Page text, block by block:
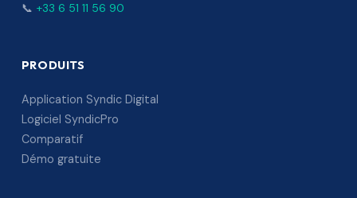
📞 +33 6 51 11 56 90
PRODUITS
Application Syndic Digital
Logiciel SyndicPro
Comparatif
Démo gratuite